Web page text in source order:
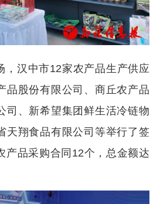
，汉中市12家农产品生产供应
品股份有限公司、商丘农产品
司、新希望集团鲜生活冷链物
天翔食品有限公司等举行了签
产品采购合同12个，总金额达